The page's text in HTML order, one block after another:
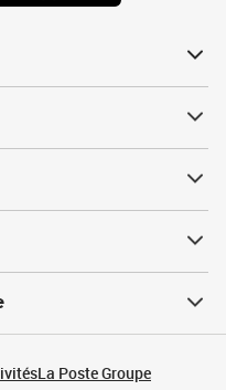
La Poste Groupe